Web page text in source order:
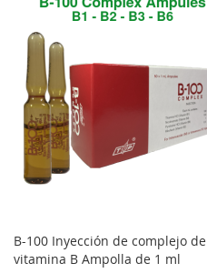
B-100 Inyección de complejo de
vitamina B Ampolla de 1 ml